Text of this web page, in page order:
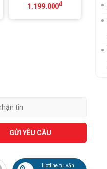
1.199.000đ
GỬI YÊU CẦU
Hotline tư vấn